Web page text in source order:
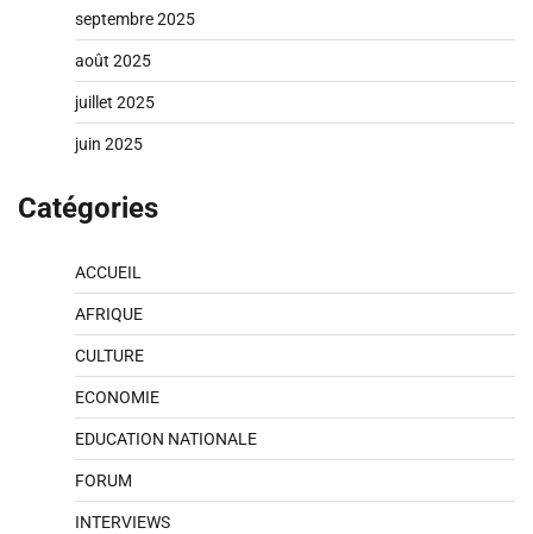
septembre 2025
août 2025
juillet 2025
juin 2025
Catégories
ACCUEIL
AFRIQUE
CULTURE
ECONOMIE
EDUCATION NATIONALE
FORUM
INTERVIEWS